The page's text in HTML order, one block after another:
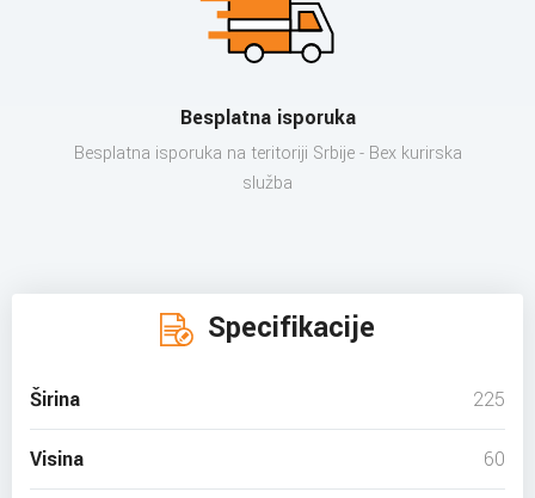
Besplatna isporuka
Besplatna isporuka na teritoriji Srbije - Bex kurirska
služba
Specifikacije
Širina 225
Visina 60